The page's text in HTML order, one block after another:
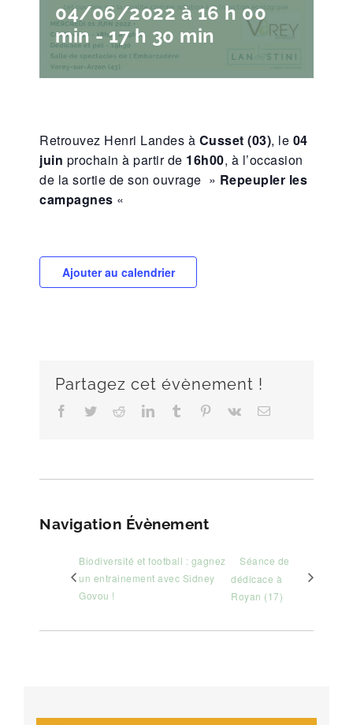
04/06/2022 à 16 h 00
min -17 h 30 min
Retrouvez Henri Landes à Cusset (03), le 04
juin prochain à partir de 16h00, à l’occasion
de la sortie de son ouvrage » Repeupler les
campagnes «
Ajouter au calendrier
Partagez cet évènement !
Facebook
TwitterRedditLinkedInTumblr Pinterest
Vk Email
Navigation Évènement
Biodiversité et football : gagnez
un entrainement avec Sidney
Govou !
Séance de
dédicace à
Royan (17)